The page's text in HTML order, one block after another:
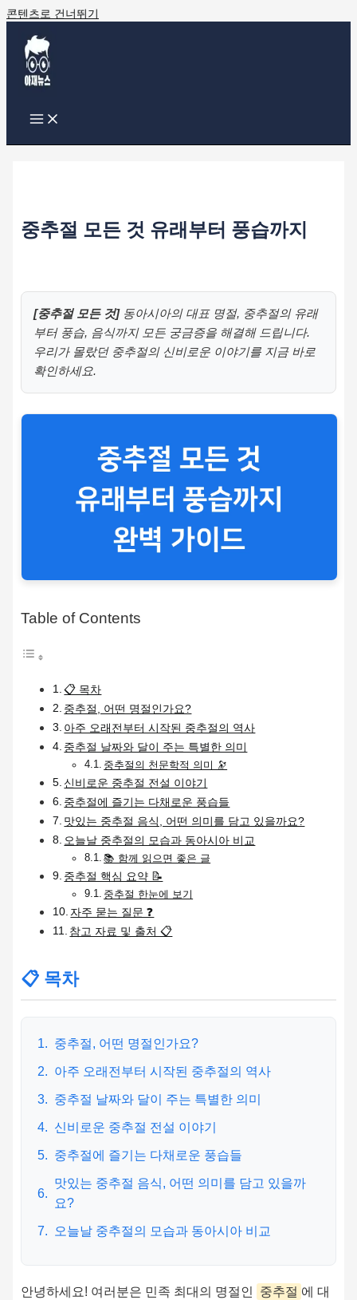
콘텐츠로 건너뛰기
중추절 모든 것 유래부터 풍습까지
[중추절 모든 것]동아시아의 대표 명절, 중추절의 유래
부터 풍습, 음식까지 모든 궁금증을 해결해 드립니다.
우리가 몰랐던 중추절의 신비로운 이야기를 지금 바로
확인하세요.
Table of Contents
📋 목차
중추절, 어떤 명절인가요?
아주 오래전부터 시작된 중추절의 역사
중추절 날짜와 달이 주는 특별한 의미
중추절의 천문학적 의미 🔭
신비로운 중추절 전설 이야기
중추절에 즐기는 다채로운 풍습들
맛있는 중추절 음식, 어떤 의미를 담고 있을까요?
오늘날 중추절의 모습과 동아시아 비교
📚 함께 읽으면 좋은 글
중추절 핵심 요약 📝
중추절 한눈에 보기
자주 묻는 질문 ❓
참고 자료 및 출처 📋
📋 목차
1. 중추절, 어떤 명절인가요?
2. 아주 오래전부터 시작된 중추절의 역사
3. 중추절 날짜와 달이 주는 특별한 의미
4. 신비로운 중추절 전설 이야기
5. 중추절에 즐기는 다채로운 풍습들
6.
맛있는 중추절 음식, 어떤 의미를 담고 있을까
요?
7. 오늘날 중추절의 모습과 동아시아 비교
안녕하세요! 여러분은 민족 최대의 명절인 중추절 에 대